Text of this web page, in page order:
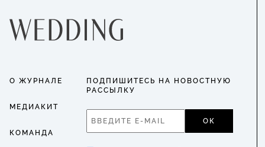
О ЖУРНАЛЕ
МЕДИАКИТ
КОМАНДА
ПОДПИШИТЕСЬ НА НОВОСТНУЮ
РАССЫЛКУ
ОК